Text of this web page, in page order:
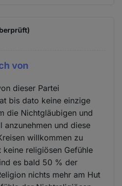
von
dieser Partei
bis dato keine einzige
die Nichtgläubigen und
anzunehmen und diese
willkommen zu
keine religiösen Gefühle
es bald 50 % der
nichts mehr am Hut